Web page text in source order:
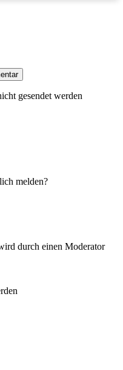
gesendet werden
melden?
durch einen Moderator